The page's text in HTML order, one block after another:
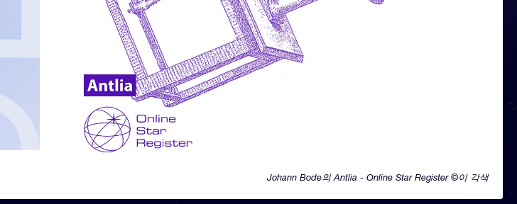
Johann Bode의 Antlia - Online Star Register ©이 각색